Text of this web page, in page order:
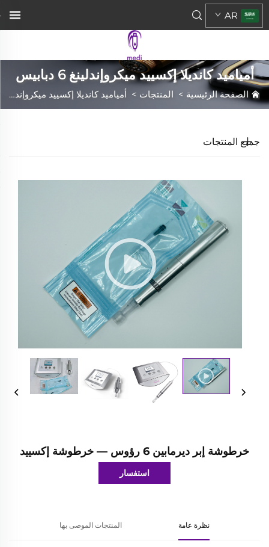
AR
أمياميد كانديلا إكسييد ميكروإندلينغ 6 دبابيس
الصفحة الرئيسية > المنتجات > أمياميد كانديلا إكسييد ميكروإندلينغ 6 دبابيس
جميع المنتجات
خرطوشة إبر ديرمابين 6 رؤوس — خرطوشة إكسييد
استفسار
نظرة عامة المنتجات الموصى بها